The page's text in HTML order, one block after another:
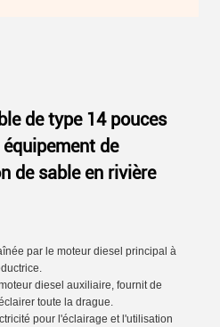
de type 14 pouces
de
de sable en rivière
par le moteur diesel principal à
diesel auxiliaire, fournit de
toute la drague.
pour l'éclairage et l'utilisation